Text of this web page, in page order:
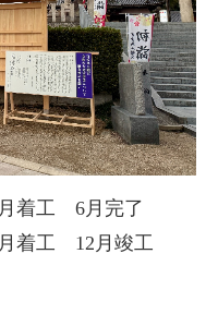
着工 6月完了
着工 12月竣工